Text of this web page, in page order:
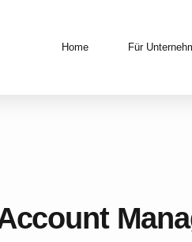
Home Für